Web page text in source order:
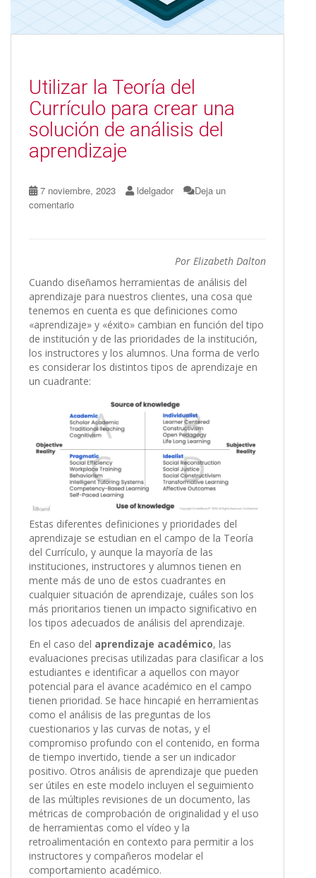
Utilizar la Teoría del
Currículo para crear una
solución de análisis del
aprendizaje
7 noviembre, 2023 ldelgador
Deja un
comentario
Por Elizabeth Dalton
Cuando diseñamos herramientas de análisis del
aprendizaje para nuestros clientes, una cosa que
tenemos en cuenta es que definiciones como
«aprendizaje» y «éxito» cambian en función del tipo
de institución y de las prioridades de la institución,
los instructores y los alumnos. Una forma de verlo
es considerar los distintos tipos de aprendizaje en
un cuadrante:
Estas diferentes definiciones y prioridades del
aprendizaje se estudian en el campo de la Teoría
del Currículo, y aunque la mayoría de las
instituciones, instructores y alumnos tienen en
mente más de uno de estos cuadrantes en
cualquier situación de aprendizaje, cuáles son los
más prioritarios tienen un impacto significativo en
los tipos adecuados de análisis del aprendizaje.
En el caso del aprendizaje académico, las
evaluaciones precisas utilizadas para clasificar a los
estudiantes e identificar a aquellos con mayor
potencial para el avance académico en el campo
tienen prioridad. Se hace hincapié en herramientas
como el análisis de las preguntas de los
cuestionarios y las curvas de notas, y el
compromiso profundo con el contenido, en forma
de tiempo invertido, tiende a ser un indicador
positivo. Otros análisis de aprendizaje que pueden
ser útiles en este modelo incluyen el seguimiento
de las múltiples revisiones de un documento, las
métricas de comprobación de originalidad y el uso
de herramientas como el vídeo y la
retroalimentación en contexto para permitir a los
instructores y compañeros modelar el
comportamiento académico.